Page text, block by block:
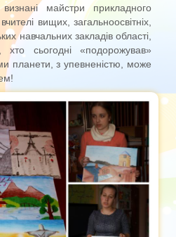
майстри прикладного
вищих, загальноосвітніх,
навчальних закладів області,
сьогодні «подорожував»
планети, з упевненістю, може